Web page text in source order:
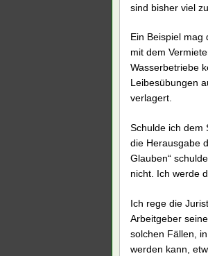
sind bisher viel
Ein Beispiel mag
mit dem
Wasserbetriebe
Leibesübungen
verlagert.
Schulde ich dem
die Herausgabe
Glauben“
nicht. Ich werde
Ich rege die
Arbeitgeber
solchen Fällen,
werden kann,